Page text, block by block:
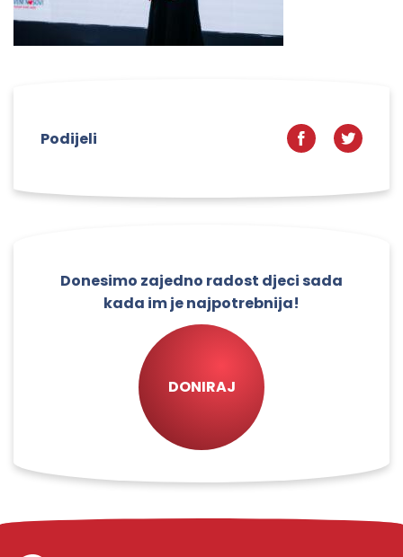
Podijeli
Donesimo zajedno radost djeci sada
kada im je najpotrebnija!
DONIRAJ